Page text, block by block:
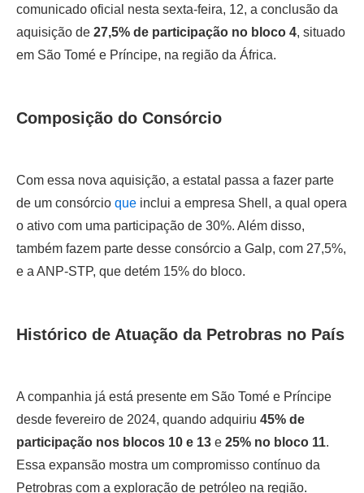
comunicado oficial nesta sexta-feira, 12, a conclusão da
aquisição de 27,5% de participação no bloco 4, situado
em São Tomé e Príncipe, na região da África.
Composição do Consórcio
Com essa nova aquisição, a estatal passa a fazer parte
de um consórcio que inclui a empresa Shell, a qual opera
o ativo com uma participação de 30%. Além disso,
também fazem parte desse consórcio a Galp, com 27,5%,
e a ANP-STP, que detém 15% do bloco.
Histórico de Atuação da Petrobras no País
A companhia já está presente em São Tomé e Príncipe
desde fevereiro de 2024, quando adquiriu 45% de
participação nos blocos 10 e 13 e 25% no bloco 11.
Essa expansão mostra um compromisso contínuo da
Petrobras com a exploração de petróleo na região.